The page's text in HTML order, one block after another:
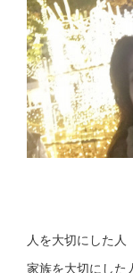
人を大切にした人
家族を大切にした